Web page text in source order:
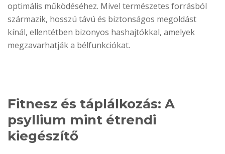
optimális működéséhez. Mivel természetes forrásból
származik, hosszú távú és biztonságos megoldást
kínál, ellentétben bizonyos hashajtókkal, amelyek
megzavarhatják a bélfunkciókat.
Fitnesz és táplálkozás: A
psyllium mint étrendi
kiegészítő